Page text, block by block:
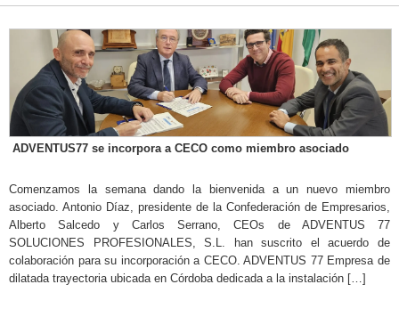
ADVENTUS77 se incorpora a CECO como miembro asociado
Comenzamos la semana dando la bienvenida a un nuevo miembro
asociado. Antonio Díaz, presidente de la Confederación de Empresarios,
Alberto Salcedo y Carlos Serrano, CEOs de ADVENTUS 77
SOLUCIONES PROFESIONALES, S.L. han suscrito el acuerdo de
colaboración para su incorporación a CECO. ADVENTUS 77 Empresa de
dilatada trayectoria ubicada en Córdoba dedicada a la instalación […]